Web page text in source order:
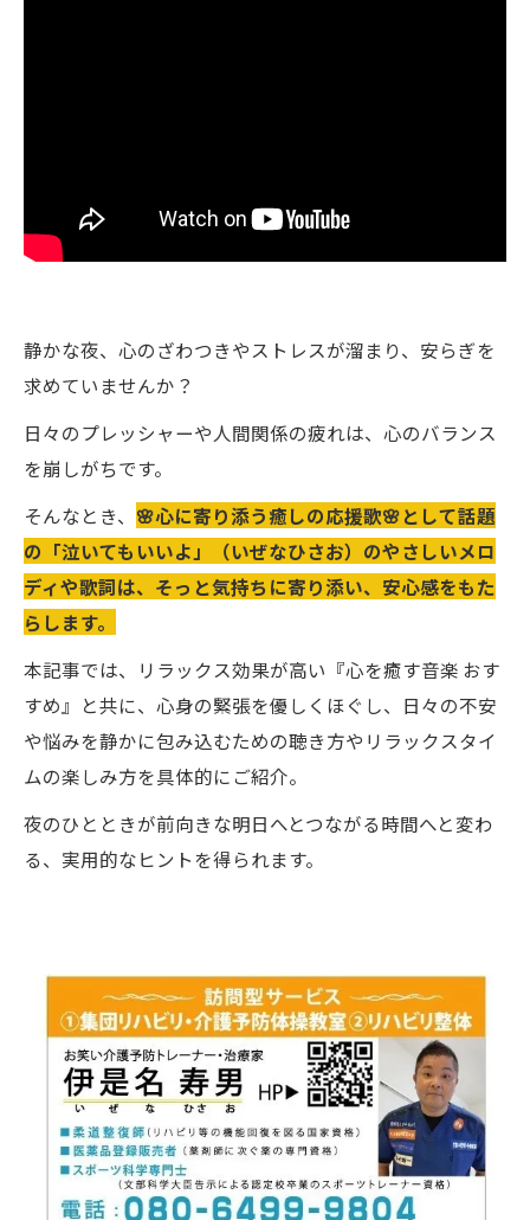
静かな夜、心のざわつきやストレスが溜まり、安らぎを
求めていませんか？
日々のプレッシャーや人間関係の疲れは、心のバランス
を崩しがちです。
そんなとき、 🌸心に寄り添う癒しの応援歌🌸として話題
の「泣いてもいいよ」（いぜなひさお）のやさしいメロ
ディや歌詞は、そっと気持ちに寄り添い、安心感をもた
らします。
本記事では、リラックス効果が高い『心を癒す音楽 おす
すめ』と共に、心身の緊張を優しくほぐし、日々の不安
や悩みを静かに包み込むための聴き方やリラックスタイ
ムの楽しみ方を具体的にご紹介。
夜のひとときが前向きな明日へとつながる時間へと変わ
る、実用的なヒントを得られます。